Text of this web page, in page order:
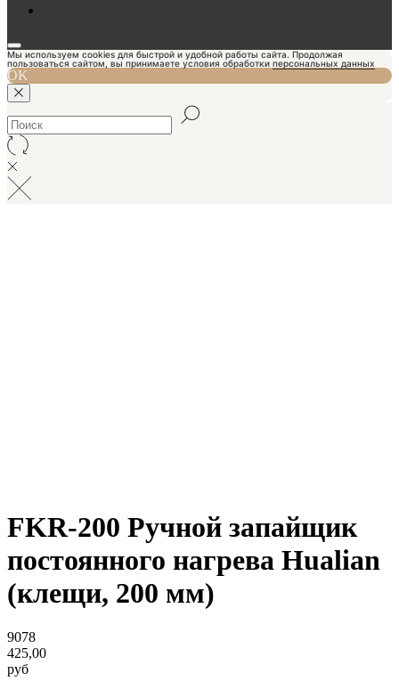
Мы используем cookies для быстрой и удобной работы сайта. Продолжая
пользоваться сайтом, вы принимаете условия обработки персональных данных
OK
FKR-200 Ручной запайщик
постоянного нагрева Hualian
(клещи, 200 мм)
9078
425,00
руб